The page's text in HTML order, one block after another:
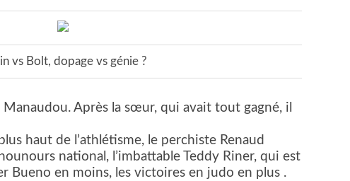
vs Bolt, dopage vs génie ?
Manaudou. Après la sœur, qui avait tout gagné, il
haut de l’athlétisme, le perchiste Renaud
national, l’imbattable Teddy Riner, qui est
Bueno en moins, les victoires en judo en plus .